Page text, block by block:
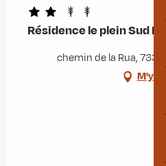
Résidence le plein Sud N°4
chemin de la Rua,
M'y